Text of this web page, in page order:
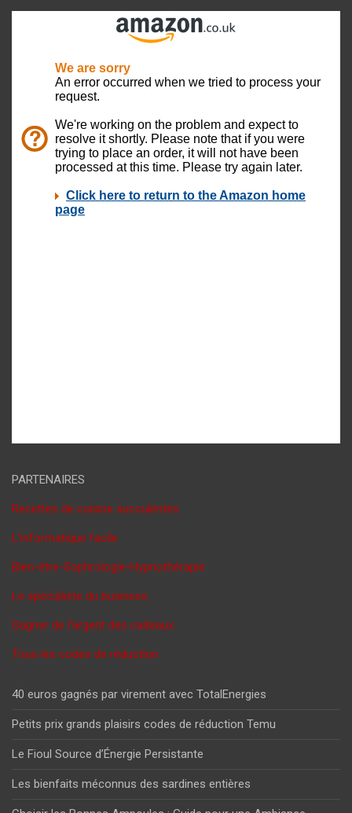
PARTENAIRES
Recettes de cuisine succulentes
L'informatique facile
Bien-être-Sophrologie-Hypnothérapie
Le spécialiste du business
Gagner de l'argent des cadeaux
Tous les codes de réduction
40 euros gagnés par virement avec TotalEnergies
Petits prix grands plaisirs codes de réduction Temu
Le Fioul Source d’Énergie Persistante
Les bienfaits méconnus des sardines entières